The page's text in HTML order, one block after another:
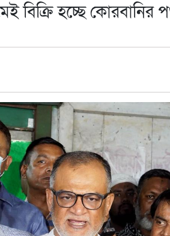
বিক্রি হচ্ছে কোরবানির